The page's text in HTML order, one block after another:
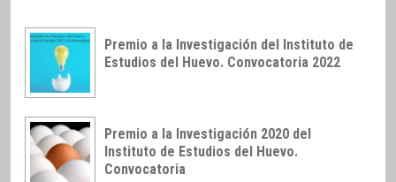
Premio a la Investigación del Instituto de
Estudios del Huevo. Convocatoria 2022
Premio a la Investigación 2020 del
Instituto de Estudios del Huevo.
Convocatoria